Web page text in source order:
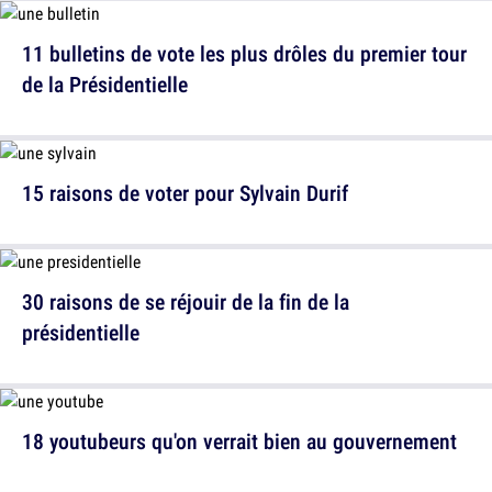
11 bulletins de vote les plus drôles du premier tour
de la Présidentielle
30 raisons de se réjouir de la fin de la
présidentielle
15 raisons de voter pour Sylvain Durif
18 youtubeurs qu'on verrait bien au gouvernement